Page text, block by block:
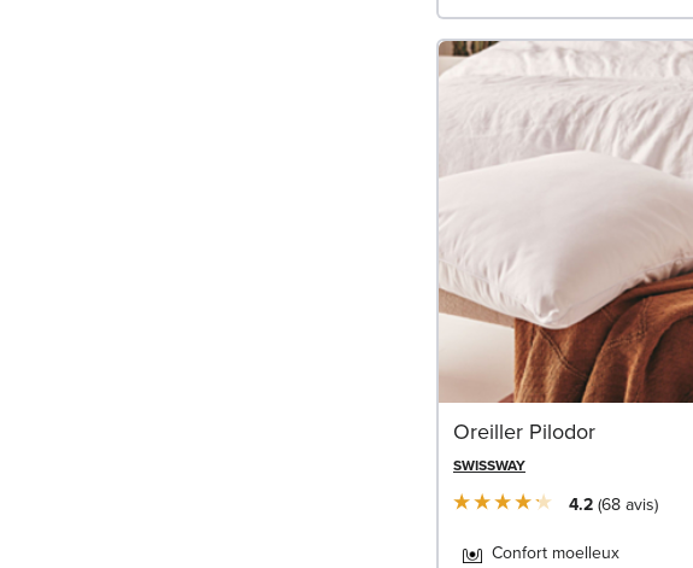
Oreiller Pilodor
SWISSWAY
4.2 68avis
Confort moelleux